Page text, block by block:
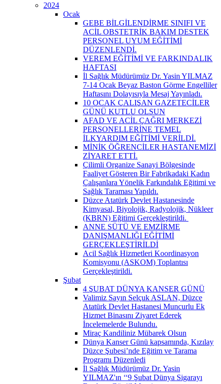
2024
Ocak
GEBE BİLGİLENDİRME SINIFI VE
ACİL OBSTETRİK BAKIM DESTEK
PERSONEL UYUM EĞİTİMİ
DÜZENLENDİ.
VEREM EĞİTİMİ VE FARKINDALIK
HAFTASI
İl Sağlık Müdürümüz Dr. Yasin YILMAZ
7-14 Ocak Beyaz Baston Görme Engelliler
Haftasını Dolayısıyla Mesaj Yayınladı.
10 OCAK ÇALIŞAN GAZETECİLER
GÜNÜ KUTLU OLSUN
AFAD VE ACİL ÇAĞRI MERKEZİ
PERSONELLERİNE TEMEL
İLKYARDIM EĞİTİMİ VERİLDİ.
MİNİK ÖĞRENCİLER HASTANEMİZİ
ZİYARET ETTİ.
Çilimli Organize Sanayi Bölgesinde
Faaliyet Gösteren Bir Fabrikadaki Kadın
Çalışanlara Yönelik Farkındalık Eğitimi ve
Sağlık Taraması Yapıldı.
Düzce Atatürk Devlet Hastanesinde
Kimyasal, Biyolojik, Radyolojik, Nükleer
(KBRN) Eğitimi Gerçekleştirildi. ​
ANNE SÜTÜ VE EMZİRME
DANIŞMANLIĞI EĞİTİMİ
GERÇEKLEŞTİRİLDİ
Acil Sağlık Hizmetleri Koordinasyon
Komisyonu (ASKOM) Toplantısı
Gerçekleştirildi.
Şubat
4 ŞUBAT DÜNYA KANSER GÜNÜ
Valimiz Sayın Selçuk ASLAN, Düzce
Atatürk Devlet Hastanesi Muncurlu Ek
Hizmet Binasını Ziyaret Ederek
İncelemelerde Bulundu.
Miraç Kandiliniz Mübarek Olsun
Dünya Kanser Günü kapsamında, Kızılay
Düzce Şubesi’nde Eğitim ve Tarama
Programı Düzenledi
İl Sağlık Müdürümüz Dr. Yasin
YILMAZ'ın ‘‘9 Şubat Dünya Sigarayı